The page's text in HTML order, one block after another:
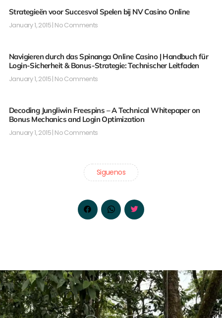
Strategieën voor Succesvol Spelen bij NV Casino Online
January 1, 2015 No Comments
Navigieren durch das Spinanga Online Casino | Handbuch für
Login-Sicherheit & Bonus-Strategie: Technischer Leitfaden
January 1, 2015 No Comments
Decoding Jungliwin Freespins – A Technical Whitepaper on
Bonus Mechanics and Login Optimization
January 1, 2015 No Comments
Siguenos